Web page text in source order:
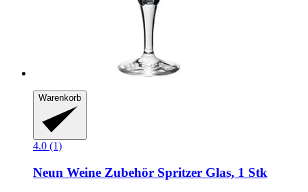
Warenkorb
4.0 (1)
Neun Weine Zubehör Spritzer Glas, 1 Stk